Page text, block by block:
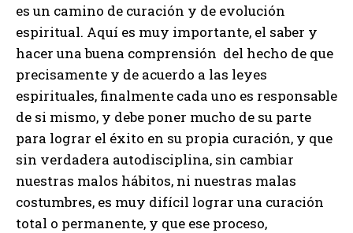
es un camino de curación y de evolución
espiritual. Aquí es muy importante, el saber y
hacer una buena comprensión del hecho de que
precisamente y de acuerdo a las leyes
espirituales, finalmente cada uno es responsable
de si mismo, y debe poner mucho de su parte
para lograr el éxito en su propia curación, y que
sin verdadera autodisciplina, sin cambiar
nuestras malos hábitos, ni nuestras malas
costumbres, es muy difícil lograr una curación
total o permanente, y que ese proceso,